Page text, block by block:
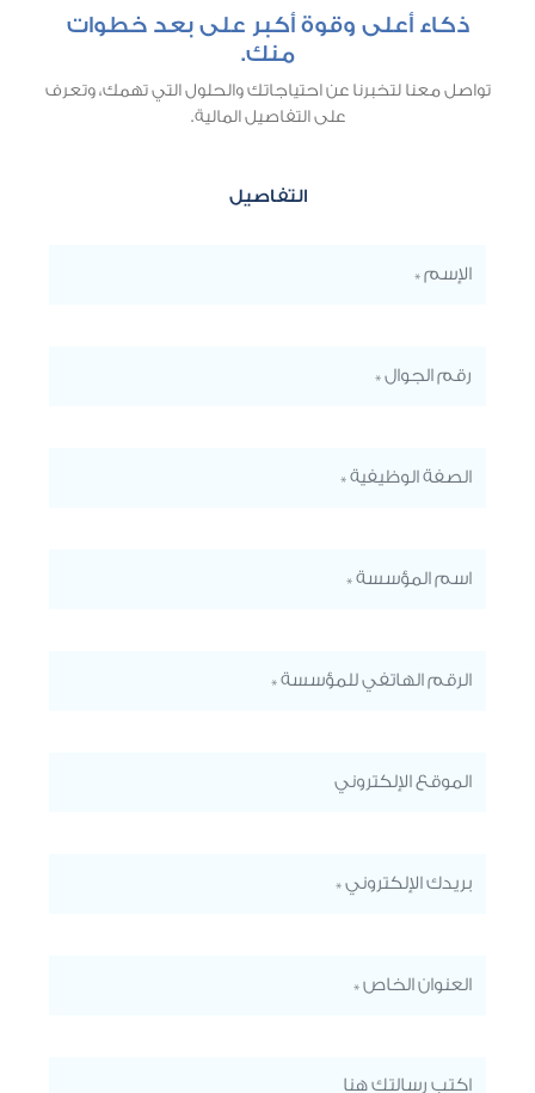
ذكاء أعلى وقوة أكبر على بعد خطوات
منك.
تواصل معنا لتخبرنا عن احتياجاتك والحلول التي تهمك، وتعرف
على التفاصيل المالية.
التفاصيل